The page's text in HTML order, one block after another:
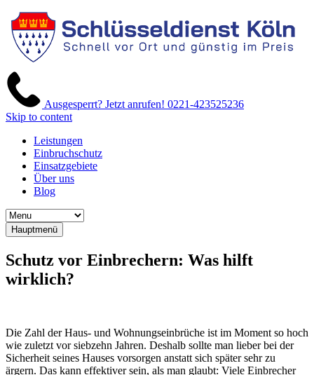
Ausgesperrt? Jetzt anrufen! 0221-423525236
Skip to content
Leistungen
Einbruchschutz
Einsatzgebiete
Über uns
Blog
Hauptmenü
Schutz vor Einbrechern: Was hilft
wirklich?
Die Zahl der Haus- und Wohnungseinbrüche ist im Moment so hoch
wie zuletzt vor siebzehn Jahren. Deshalb sollte man lieber bei der
Sicherheit seines Hauses vorsorgen anstatt sich später sehr zu
ärgern. Das kann effektiver sein, als man glaubt: Viele Einbrecher